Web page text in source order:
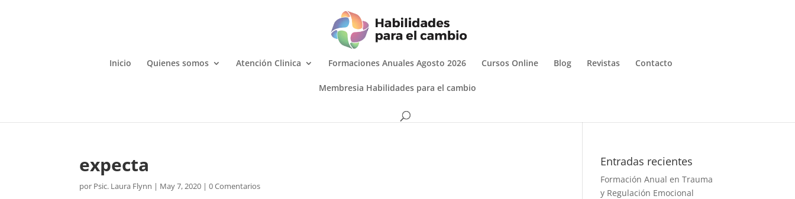
Inicio Quienes somos Atención Clinica Formaciones Anuales Agosto 2026 Cursos Online Blog Revistas Contacto
Membresia Habilidades para el cambio
expecta
por Psic. Laura Flynn | May 7, 2020 |0 Comentarios
Entradas recientes
Formación Anual en Trauma
y Regulación Emocional